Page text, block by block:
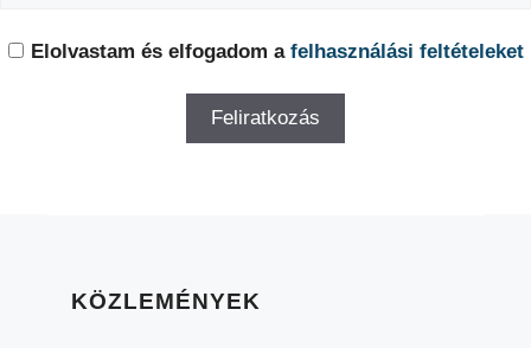
Elolvastam és elfogadom a felhasználási feltételeket
KÖZLEMÉNYEK